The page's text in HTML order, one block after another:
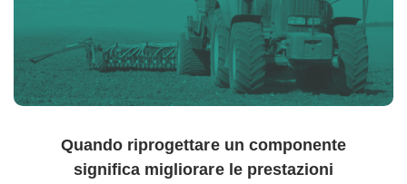
Quando riprogettare un componente
significa migliorare le prestazioni